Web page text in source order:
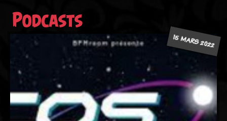
Podcasts
15 MARS 2022